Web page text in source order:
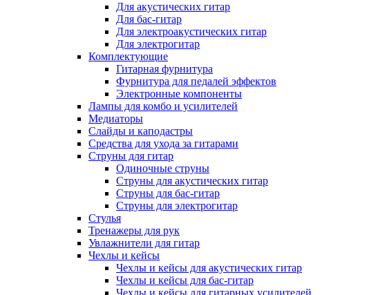
Для акустических гитар
Для бас-гитар
Для электроакустических гитар
Для электрогитар
Комплектующие
Гитарная фурнитура
Фурнитура для педалей эффектов
Электронные компоненты
Лампы для комбо и усилителей
Медиаторы
Слайды и каподастры
Средства для ухода за гитарами
Струны для гитар
Одиночные струны
Струны для акустических гитар
Струны для бас-гитар
Струны для электрогитар
Стулья
Тренажеры для рук
Увлажнители для гитар
Чехлы и кейсы
Чехлы и кейсы для акустических гитар
Чехлы и кейсы для бас-гитар
Чехлы и кейсы для гитарных усилителей